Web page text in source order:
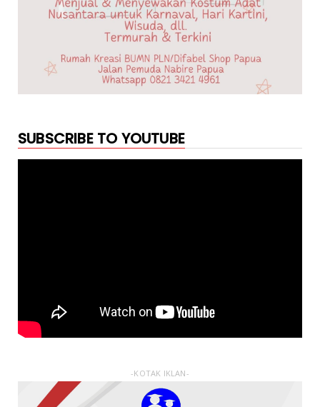
SUBSCRIBE TO YOUTUBE
-KOTAK IKLAN-